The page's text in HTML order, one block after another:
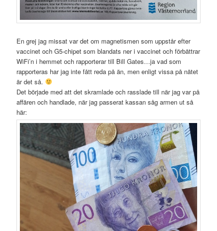
En grej jag missat var det om magnetismen som uppstår efter
vaccinet och G5-chipet som blandats ner i vaccinet och förbättrar
WiFi’n i hemmet och rapporterar till Bill Gates…ja vad som
rapporteras har jag inte fått reda på än, men enligt vissa på nätet
är det så.
Det började med att det skramlade och rasslade till när jag var på
affären och handlade, när jag passerat kassan såg armen ut så
här: